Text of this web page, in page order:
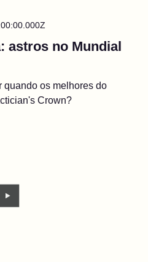
astros no Mundial
quando os melhores do
Crown?